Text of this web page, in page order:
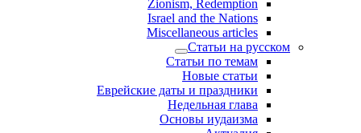
Zionism, Redemption
Israel and the Nations
Miscellaneous articles
Статьи на русском
Статьи по темам
Новые статьи
Еврейские даты и праздники
Недельная глава
Основы иудаизма